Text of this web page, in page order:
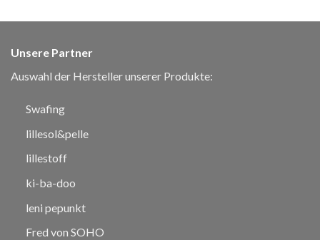
Unsere Partner
Auswahl der Hersteller unserer Produkte:
Swafing
lillesol&pelle
lillestoff
ki-ba-doo
leni pepunkt
Fred von SOHO